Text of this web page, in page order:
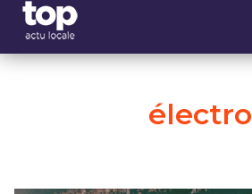
électro
Panneau de gestion des cookies